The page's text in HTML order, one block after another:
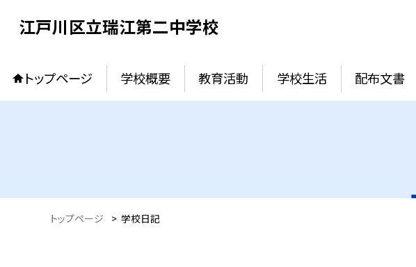
江戸川区立瑞江第二中学校
トップページ 学校概要 教育活動 学校生活 配布文書
トップページ > 学校日記